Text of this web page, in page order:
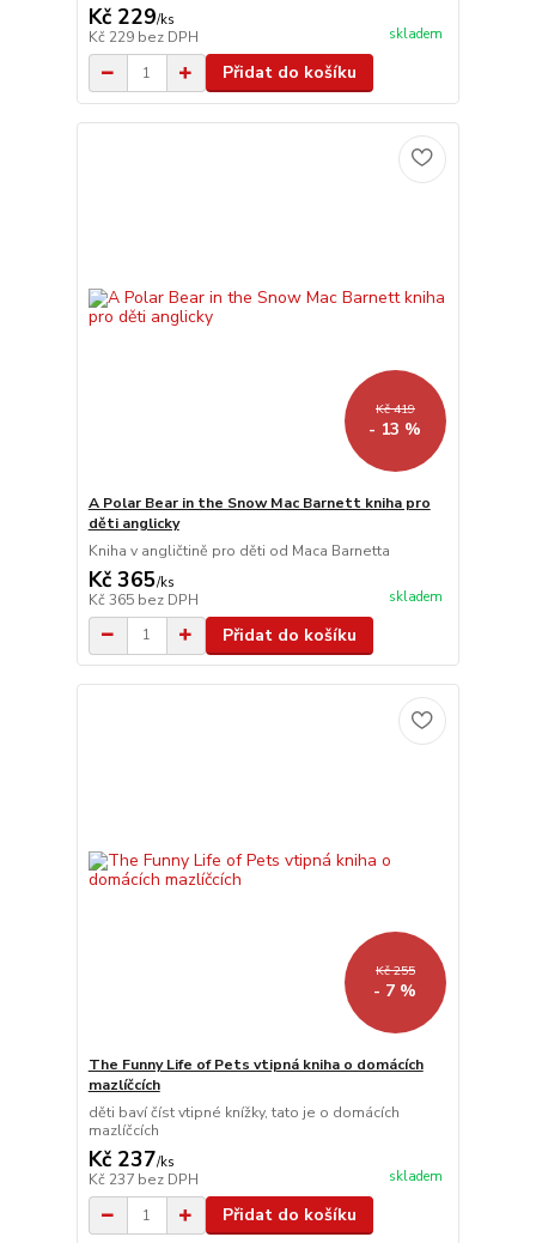
Kč 229/ks
Kč 229 bez DPH skladem
Přidat do košíku
Kč 419
- 13 %
A Polar Bear in the Snow Mac Barnett kniha pro
děti anglicky
Kniha v angličtině pro děti od Maca Barnetta
Kč 365/ks
Kč 365 bez DPH skladem
Přidat do košíku
Kč 255
- 7 %
The Funny Life of Pets vtipná kniha o domácích
mazlíčcích
děti baví číst vtipné knížky, tato je o domácích
mazlíčcích
Kč 237/ks
Kč 237 bez DPH skladem
Přidat do košíku